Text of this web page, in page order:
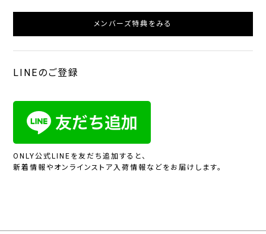
メンバーズ特典をみる
LINEのご登録
ONLY公式LINEを友だち追加すると、
新着情報やオンラインストア入荷情報などをお届けします。